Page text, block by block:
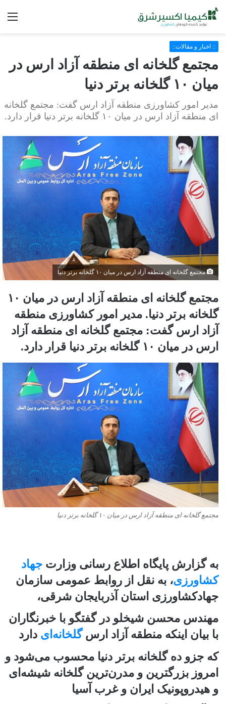
:: اخبار و مقالات::
مجتمع گلخانه ای منطقه آزاد ارس در
میان ۱۰ گلخانه برتر دنیا
مدیر امور کشاورزی منطقه آزاد ارس گفت: مجتمع گلخانه
ای منطقه آزاد ارس در میان ۱۰ گلخانه برتر دنیا قرار دارد.
مجتمع گلخانه ای منطقه آزاد ارس در میان ۱۰ گلخانه برتر دنیا
مجتمع گلخانه ای منطقه آزاد ارس در میان ۱۰
گلخانه برتر دنیا. مدیر امور کشاورزی منطقه
آزاد ارس گفت: مجتمع گلخانه ای منطقه آزاد
ارس در میان ۱۰ گلخانه برتر دنیا قرار دارد.
مجتمع گلخانه ای منطقه آزاد ارس در میان ۱۰ گلخانه برتر دنیا
به گزارش پایگاه اطلاع ‌رسانی وزارت جهاد
کشاورزی، به نقل از روابط عمومی سازمان
جهادکشاورزی استان آذربایجان شرقی،
مهندس محسن شیخلو در گفتگو با خبرنگاران
با بیان اینکه منطقه آزاد ارس گلخانه‌ای دارد
که جزو ده گلخانه برتر دنیا محسوب می‌شود و
امروز بزرگترین و مدرن‌ترین گلخانه شیشه‌ای
و هیدروپونیک ایران و غرب آسیا